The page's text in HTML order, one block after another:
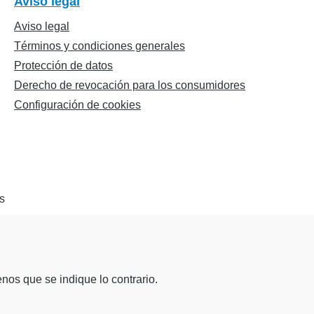
Aviso legal
Términos y condiciones generales
Protección de datos
Derecho de revocación para los consumidores
Configuración de cookies
que se indique lo contrario.